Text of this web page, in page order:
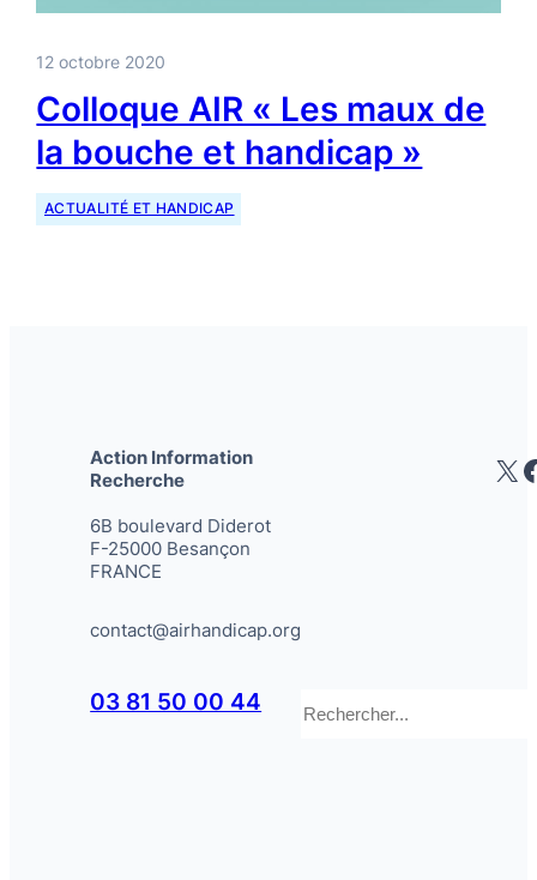
12 octobre 2020
Colloque AIR « Les maux de
la bouche et handicap »
ACTUALITÉ ET HANDICAP
Action Information
Recherche
6B boulevard Diderot
F-25000 Besançon
FRANCE
contact@airhandicap.org
03 81 50 00 44
X